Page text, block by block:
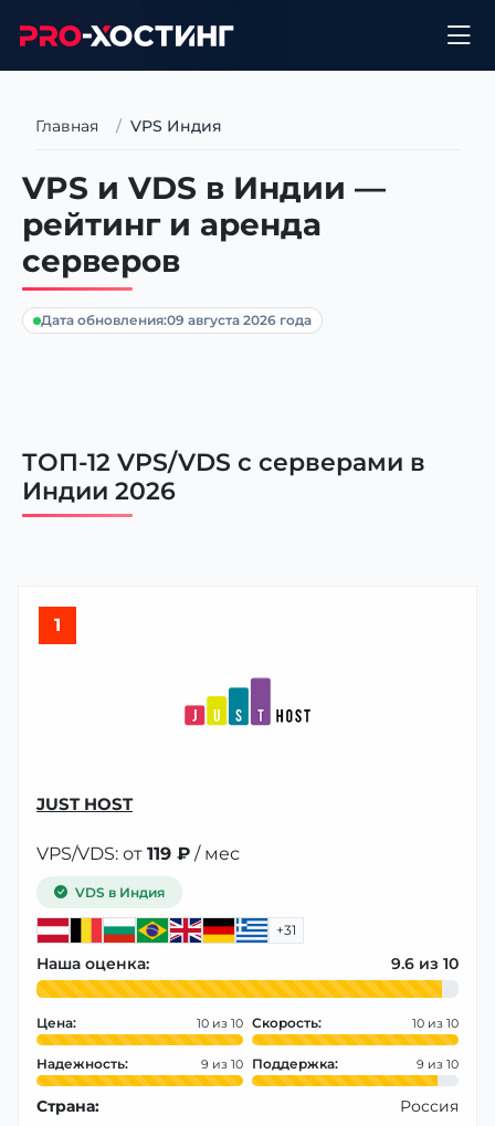
Главная VPS Индия
VPS и VDS в Индии —
рейтинг и аренда
серверов
Дата обновления:09 августа 2026 года
ТОП-12 VPS/VDS с серверами в
Индии 2026
1
JUST HOST
VPS/VDS: от 119 ₽ / мес
VDS в Индия
+31
Наша оценка: 9.6
Цена: 10 Скорость: 10
Надежность: 9 Поддержка: 9
Страна:
Россия